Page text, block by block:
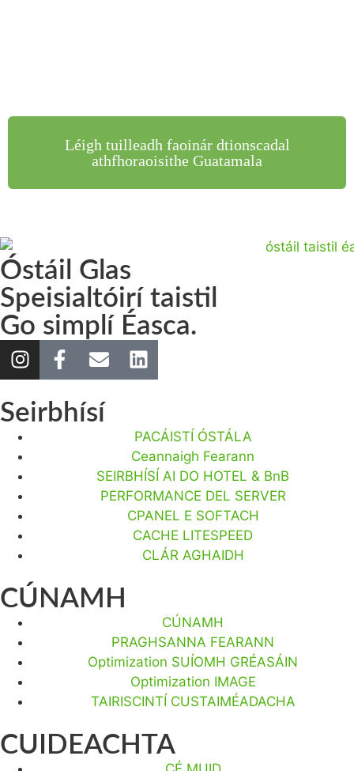
Léigh tuilleadh faoinár dtionscadal
athfhoraoisithe Guatamala
Óstáil Glas
Speisialtóirí taistil
Go simplí Éasca.
Seirbhísí
PACÁISTÍ ÓSTÁLA
Ceannaigh Fearann
SEIRBHÍSÍ AI DO HOTEL & BnB
PERFORMANCE DEL SERVER
CPANEL E SOFTACH
CACHE LITESPEED
CLÁR AGHAIDH
CÚNAMH
CÚNAMH
PRAGHSANNA FEARANN
Optimization SUÍOMH GRÉASÁIN
Optimization IMAGE
TAIRISCINTÍ CUSTAIMÉADACHA
CUIDEACHTA